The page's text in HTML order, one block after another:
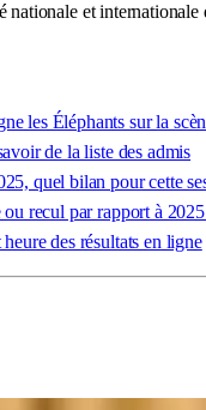
et internationale
les Éléphants sur la
de la liste des admis
quel bilan pour cette
recul par rapport à
des résultats en ligne